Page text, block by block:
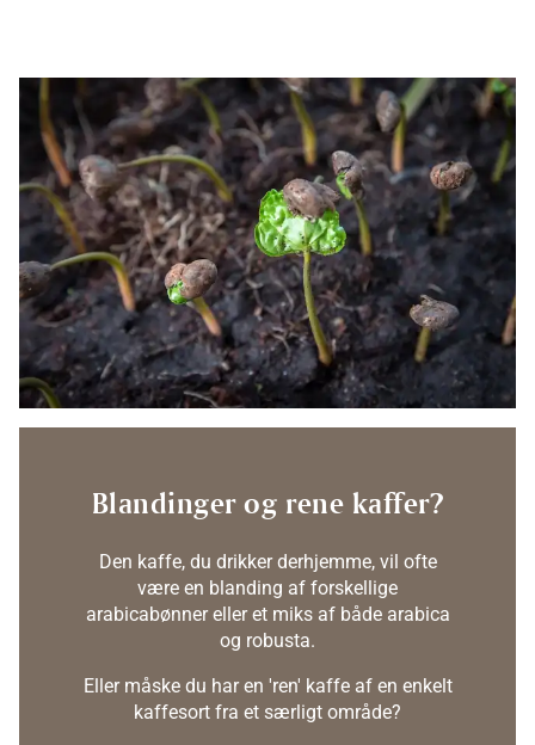
Blandinger og rene kaffer?
Den kaffe, du drikker derhjemme, vil ofte
være en blanding af forskellige
arabicabønner eller et miks af både arabica
og robusta.
Eller måske du har en 'ren' kaffe af en enkelt
kaffesort fra et særligt område?